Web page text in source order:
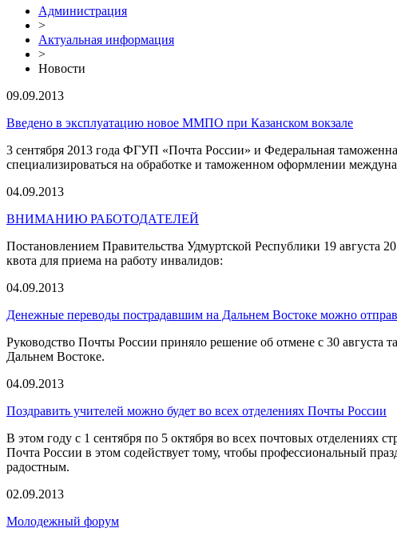
Администрация
>
Актуальная информация
>
Новости
09.09.2013
Введено в эксплуатацию новое ММПО при Казанском вокзале
3 сентября 2013 года ФГУП «Почта России» и Федеральная
специализироваться на обработке и таможенном оформлении
04.09.2013
ВНИМАНИЮ РАБОТОДАТЕЛЕЙ
Постановлением Правительства Удмуртской Республики 19 августа
квота для приема на работу инвалидов:
04.09.2013
Денежные переводы пострадавшим на Дальнем Востоке можно
Руководство Почты России приняло решение об отмене с 30 августа
Дальнем Востоке.
04.09.2013
Поздравить учителей можно будет во всех отделениях Почты России
В этом году с 1 сентября по 5 октября во всех почтовых отделениях
Почта России в этом содействует тому, чтобы профессиональный
радостным.
02.09.2013
Молодежный форум